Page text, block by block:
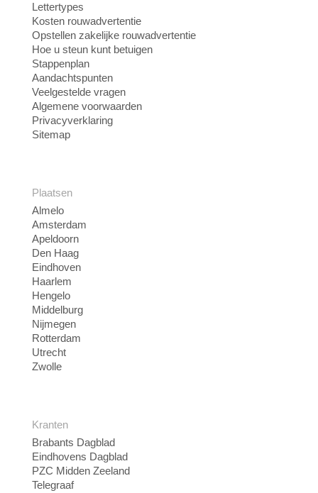
Lettertypes
Kosten rouwadvertentie
Opstellen zakelijke rouwadvertentie
Hoe u steun kunt betuigen
Stappenplan
Aandachtspunten
Veelgestelde vragen
Algemene voorwaarden
Privacyverklaring
Sitemap
Plaatsen
Almelo
Amsterdam
Apeldoorn
Den Haag
Eindhoven
Haarlem
Hengelo
Middelburg
Nijmegen
Rotterdam
Utrecht
Zwolle
Kranten
Brabants Dagblad
Eindhovens Dagblad
PZC Midden Zeeland
Telegraaf